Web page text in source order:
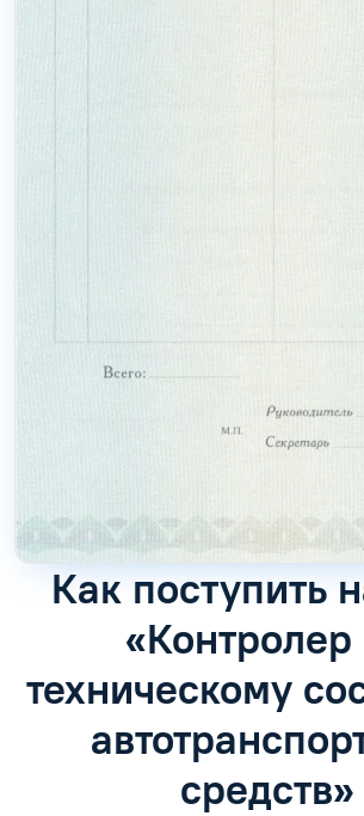
Как поступить
«Контролер
техническому
средств»